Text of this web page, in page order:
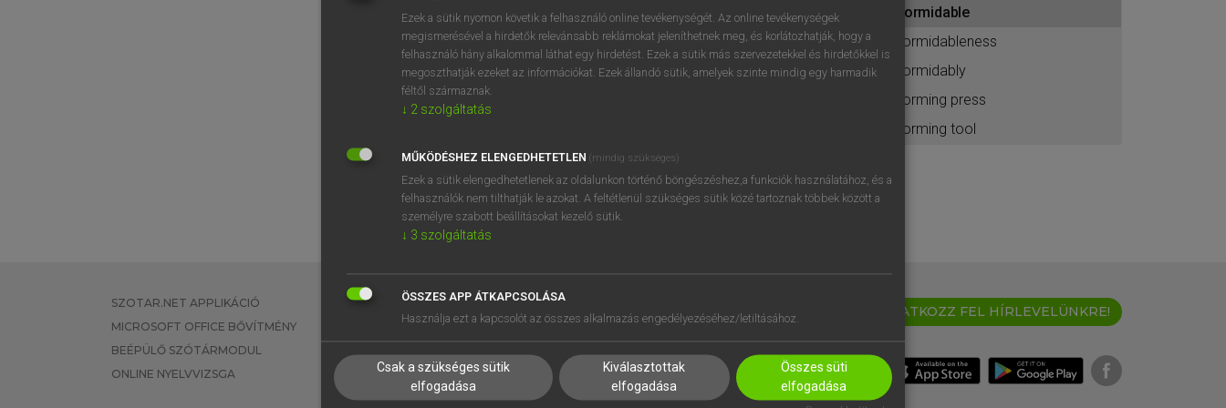
BELÉPÉS
próbaverziójának elindításához
regisztrálok ésbelépek.
REGISZTRÁCIÓ
formidable
formidableness
formidably
forming press
forming tool
SZOTAR.NET APPLIKÁCIÓ
MICROSOFT OFFICE BŐVÍTMÉNY
BEÉPÜLŐ SZÓTÁRMODUL
ONLINE NYELVVIZSGA
EGYÉNI FELHASZNÁLÓKNAK
TANULÓKNAK
VÁLLALATI MEGOLDÁSOK
SÚGÓ
RÓLUNK
SÜTI BEÁLLÍTÁSOK
IRATKOZZ FEL HÍRLEVELÜNKRE!
Ezek a sütik nyomon követik a felhasználó online tevékenységét. Az online tevékenységek
megismerésével a hirdetők relevánsabb reklámokat jeleníthetnek meg, és korlátozhatják, hogy a
felhasználó hány alkalommal láthat egy hirdetést. Ezek a sütik más szervezetekkel és hirdetőkkel is
megoszthatják ezeket az információkat. Ezek állandó sütik, amelyek szinte mindig egy harmadik
féltől származnak.
↓ 2 szolgáltatás
MŰKÖDÉSHEZ ELENGEDHETETLEN (mindig szükséges)
Ezek a sütik elengedhetetlenek az oldalunkon történő böngészéshez,a funkciók használatához, és a
felhasználók nem tilthatják le azokat. A feltétlenül szükséges sütik közé tartoznak többek között a
személyre szabott beállításokat kezelő sütik.
↓ 3 szolgáltatás
ÖSSZES APP ÁTKAPCSOLÁSA
Használja ezt a kapcsolót az összes alkalmazás engedélyezéséhez/letiltásához.
Csak a szükséges sütik
elfogadása
Kiválasztottak
elfogadása
Összes süti
elfogadása